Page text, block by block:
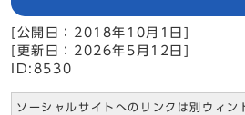
[公開日：2018年10月1日]
[更新日：2026年5月12日]
ID:8530
ソーシャルサイトへのリンクは別ウィン